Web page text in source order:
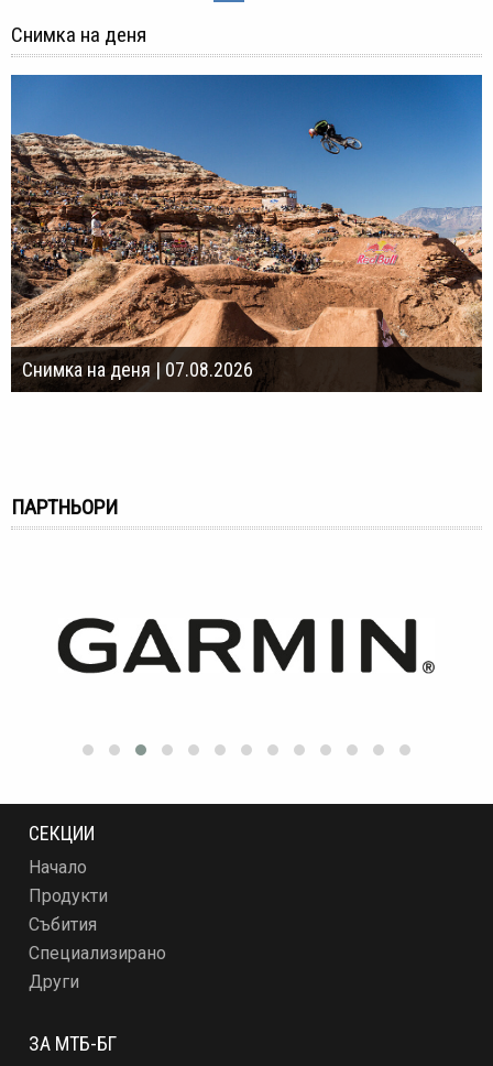
Снимка на деня
Снимка на деня | 07.08.2026
ПАРТНЬОРИ
СЕКЦИИ
Начало
Продукти
Събития
Специализирано
Други
ЗА МТБ-БГ